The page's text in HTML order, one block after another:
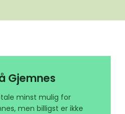
Gjemnes
minst mulig for
men billigst er ikke